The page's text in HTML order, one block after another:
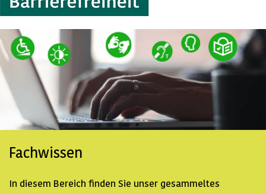
Fachwissen
In diesem Bereich finden Sie unser gesammeltes